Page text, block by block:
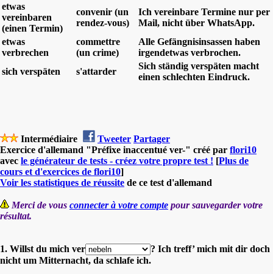
etwas
vereinbaren
(einen Termin)
convenir (un
rendez-vous)
Ich vereinbare Termine nur per
Mail, nicht über WhatsApp.
etwas
verbrechen
commettre
(un crime)
Alle Gefängnisinsassen haben
irgendetwas verbrochen.
sich verspäten
s'attarder
Sich ständig verspäten macht
einen schlechten Eindruck.
Intermédiaire Tweeter Partager
Exercice d'allemand "Préfixe inaccentué ver-" créé par flori10
avec le générateur de tests - créez votre propre test ! [Plus de
cours et d'exercices de flori10]
Voir les statistiques de réussite de ce test d'allemand
Merci de vous connecter à votre compte pour sauvegarder votre
résultat.
1. Willst du mich ver
? Ich treff’ mich mit dir doch
nicht um Mitternacht, da schlafe ich.